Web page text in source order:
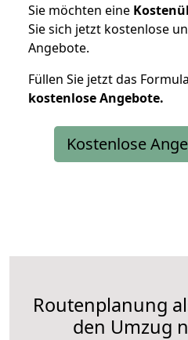
Sie möchten eine
Sie sich jetzt kostenlose
Angebote.
Füllen Sie jetzt das
kostenloseAngebote.
Kostenlose
Routenplanung
den Umzug